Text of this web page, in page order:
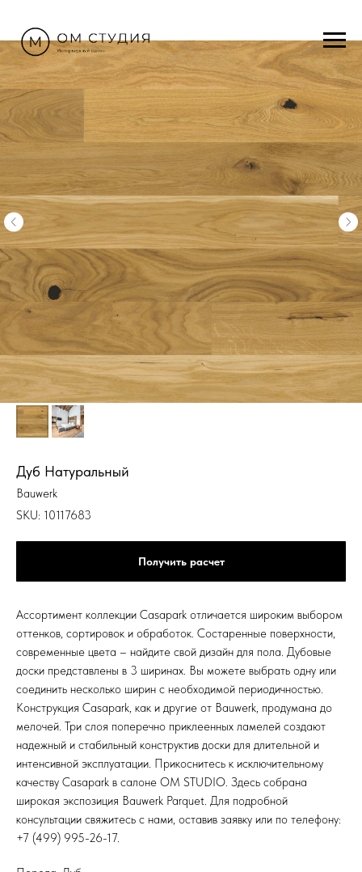
Дуб Натуральный
Bauwerk
SKU: 10117683
Получить расчет
Ассортимент коллекции Casapark отличается широким выбором
оттенков, сортировок и обработок. Состаренные поверхности,
современные цвета – найдите свой дизайн для пола. Дубовые
доски представлены в 3 ширинах. Вы можете выбрать одну или
соединить несколько ширин с необходимой периодичностью.
Конструкция Casapark, как и другие от Bauwerk, продумана до
мелочей. Три слоя поперечно приклеенных ламелей создают
надежный и стабильный конструктив доски для длительной и
интенсивной эксплуатации. Прикоснитесь к исключительному
качеству Casapark в салоне OM STUDIO. Здесь собрана
широкая экспозиция Bauwerk Parquet. Для подробной
консультации свяжитесь с нами, оставив заявку или по телефону:
+7 (499) 995-26-17.